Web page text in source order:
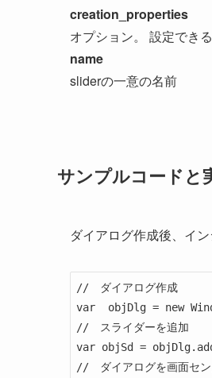
creation_properties
オプション。 設定でき
name
sliderの一意の名前
サンプルコードと
ダイアログ作成後、イ
//　ダイアログ作成
var  objDlg = new
//　スライダーを追加
var objSd =
//　ダイアログを画面セ